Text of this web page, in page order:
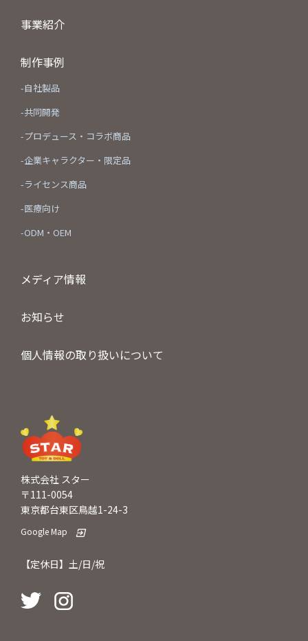
株式会社 スター
〒111-0054
東京都台東区鳥越1-24-3
Google Map
【定休日】土/日/祝
事業紹介
制作事例
-自社製品
-共同開発
-プロデュース・コラボ商品
-企業キャラクター・限定品
-ライセンス商品
-医療向け
-ODM・OEM
メディア情報
お知らせ
個人情報の取り扱いについて